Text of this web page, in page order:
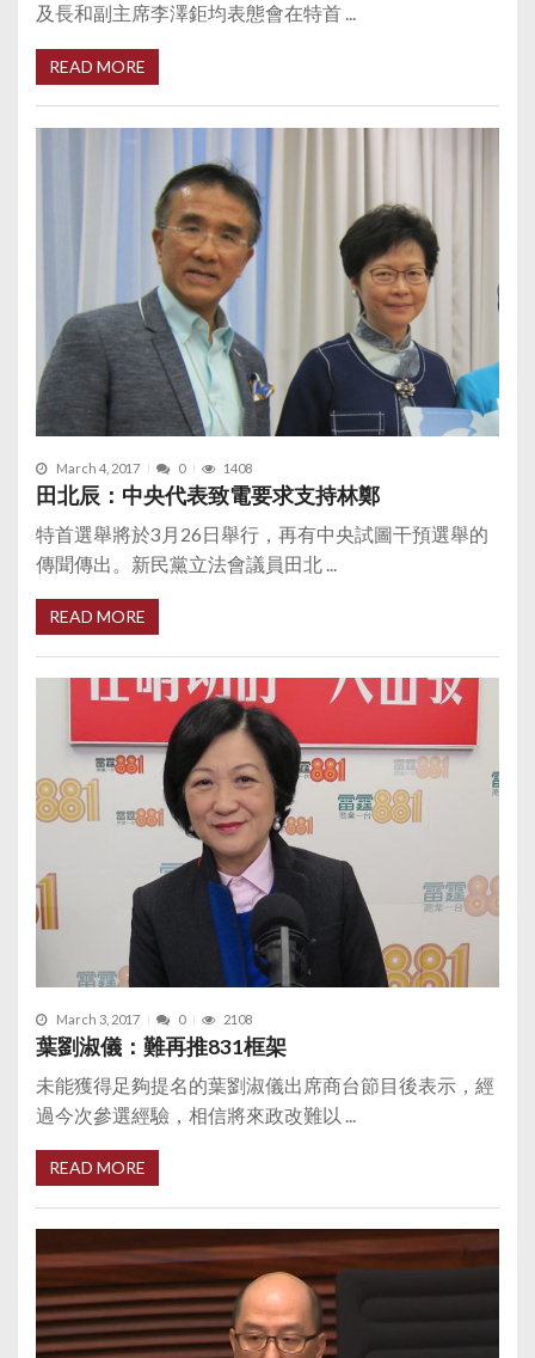
及長和副主席李澤鉅均表態會在特首 ...
READ MORE
March 4, 2017 0 1408
田北辰：中央代表致電要求支持林鄭
特首選舉將於3月26日舉行，再有中央試圖干預選舉的
傳聞傳出。新民黨立法會議員田北 ...
READ MORE
March 3, 2017 0 2108
葉劉淑儀：難再推831框架
未能獲得足夠提名的葉劉淑儀出席商台節目後表示，經
過今次參選經驗，相信將來政改難以 ...
READ MORE